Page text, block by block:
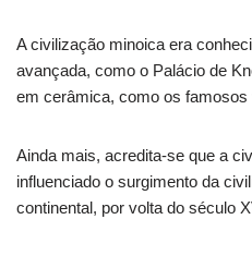
A civilização minoica era
avançada, como o Palácio de
em cerâmica, como os famosos
Ainda mais, acredita-se que a
influenciado o surgimento da
continental, por volta do século